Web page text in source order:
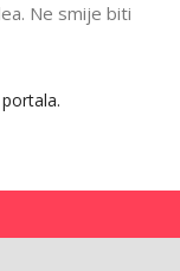
Ne smije biti